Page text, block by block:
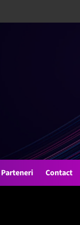
Parteneri Contact